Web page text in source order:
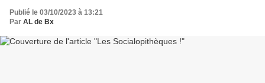
Publié le 03/10/2023 à 13:21
Par AL de Bx